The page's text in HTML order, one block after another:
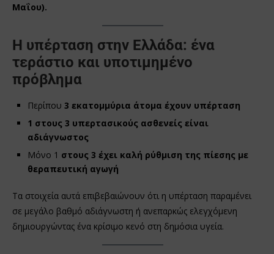
Μαΐου).
Η υπέρταση στην Ελλάδα: ένα
τεράστιο και υποτιμημένο
πρόβλημα
Περίπου 3 εκατομμύρια άτομα έχουν υπέρταση
1 στους 3 υπερτασικούς ασθενείς είναι
αδιάγνωστος
Μόνο 1 στους 3 έχει καλή ρύθμιση της πίεσης με
θεραπευτική αγωγή
Τα στοιχεία αυτά επιβεβαιώνουν ότι η υπέρταση παραμένει
σε μεγάλο βαθμό αδιάγνωστη ή ανεπαρκώς ελεγχόμενη
δημιουργώντας ένα κρίσιμο κενό στη δημόσια υγεία.